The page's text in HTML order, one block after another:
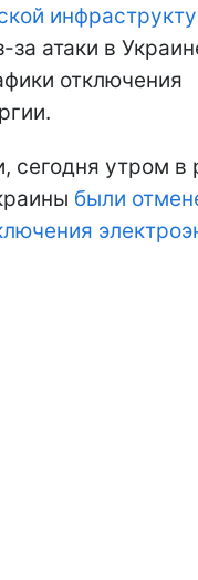
за атаки в
отключения
сегодня утром в
были